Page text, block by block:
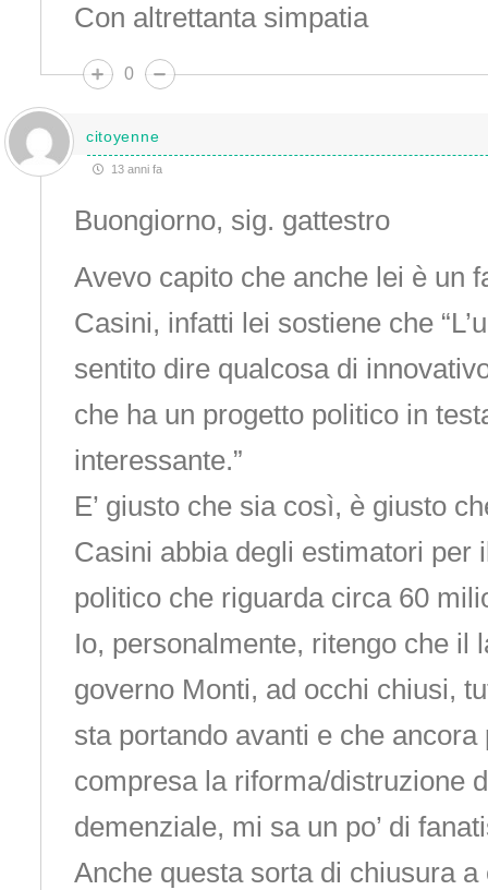
Con altrettanta simpatia
0
citoyenne
13 anni fa
Buongiorno, sig. gattestro
Avevo capito che anche lei è un
Casini, infatti lei sostiene che
sentito dire qualcosa di
che ha un progetto politico in
interessante.”
E’ giusto che sia così, è giusto
Casini abbia degli estimatori per
politico che riguarda circa 60
Io, personalmente, ritengo che il
governo Monti, ad occhi chiusi,
sta portando avanti e che
compresa la riforma/distruzione
demenziale, mi sa un po’ di
Anche questa sorta di chiusura